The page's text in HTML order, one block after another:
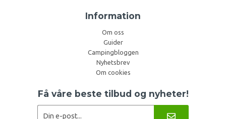
Information
Om oss
Guider
Campingbloggen
Nyhetsbrev
Om cookies
Få våre beste tilbud og nyheter!